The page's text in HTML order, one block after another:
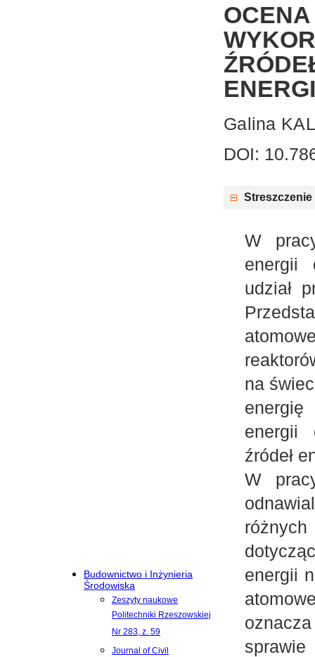
Budownictwo i Inżynieria
Środowiska
Zeszyty naukowe
Politechniki Rzeszowskiej
Nr 283, z. 59
Journal of Civil
Galina
DOI:
Streszczenie
W
energii
udział
na
energii
źródeł
W
energii
sprawie